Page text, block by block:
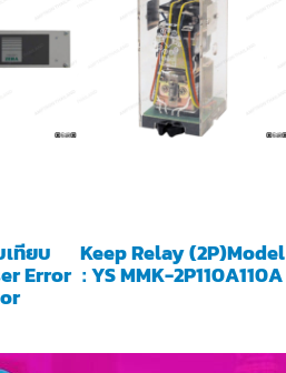
ทียบ
Error
Keep Relay (2P)Model
: YS MMK-2P110A110A